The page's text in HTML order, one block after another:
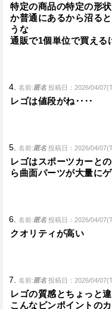
特定の商品の特定の形
か普通にあるから沼る
うな
通販で1個単位で買える
4. 名前:匿名 投稿日：2026/04/
レゴは値段がね‥‥
5. 名前:匿名 投稿日：2026/04/
レゴはスポーツカーと
ら曲面パーツが大量に
6. 名前:匿名 投稿日：2026/04/
クオリティが高い
7. 名前:匿名 投稿日：2026/04/
レゴの質感とちょっと
こんなピンポイントの